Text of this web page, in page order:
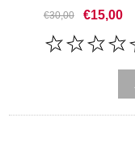
€30,00 €15,00